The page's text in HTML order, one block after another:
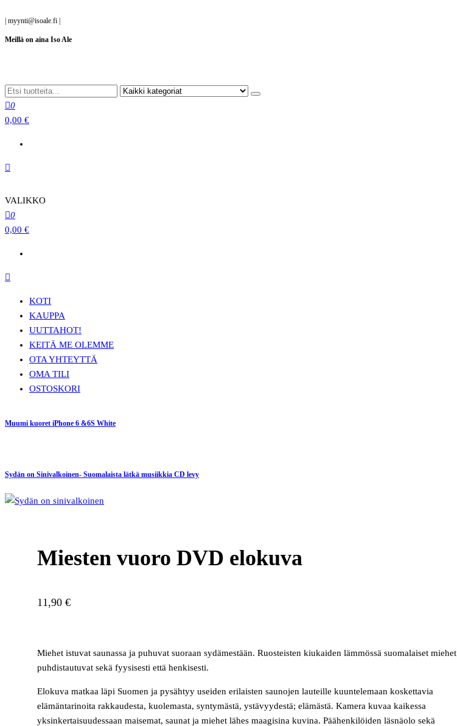
suoraan
sisältöön
myynti@isoale.fi
Meillä on aina Iso Ale
0
0,00 €
VALIKKO
0
0,00 €
KOTI
KAUPPA
UUTTAHOT!
KEITÄ ME OLEMME
OTA YHTEYTTÄ
OMA TILI
OSTOSKORI
Muumi kuoret iPhone 6 &6S White
Sydän on Sinivalkoinen- Suomalaista lätkä musiikkia CD levy
Miesten vuoro DVD elokuva
11,90€
Miehet istuvat saunassa ja puhuvat suoraan sydämestään. Ruosteisten kiukaiden lämmössä suomalaiset miehet
puhdistautuvat sekä fyysisesti että henkisesti.
Elokuva matkaa läpi Suomen ja pysähtyy useiden erilaisten saunojen lauteille kuuntelemaan koskettavia
elämäntarinoita rakkaudesta, kuolemasta, syntymästä, ystävyydestä; elämästä. Kamera kuvaa kaikessa
yksinkertaisuudessaan maisemat, saunat ja miehet lähes maagisina kuvina. Päähenkilöiden läsnäolo sekä